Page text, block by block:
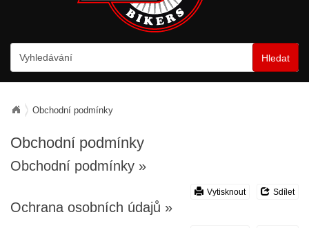
Hledat
Obchodní podmínky
Obchodní podmínky
Obchodní podmínky »
Sdílet
Vytisknout
Ochrana osobních údajů »